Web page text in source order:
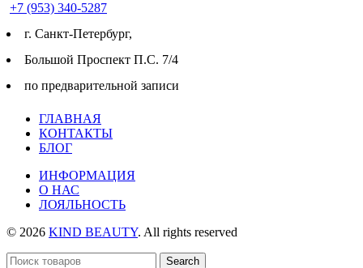
+7 (953) 340-5287
г. Cанкт-Петербург,
Большой Проспект П.С. 7/4
по предварительной записи
ГЛАВНАЯ
КОНТАКТЫ
БЛОГ
ИНФОРМАЦИЯ
О НАС
ЛОЯЛЬНОСТЬ
© 2026 KIND BEAUTY. All rights reserved
Search